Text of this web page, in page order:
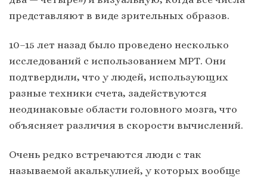
представляют в виде зрительных образов.
10–15 лет назад было проведено несколько
исследований с использованием МРТ. Они
подтвердили, что у людей, использующих
разные техники счета, задействуются
неодинаковые области головного мозга, что
объясняет различия в скорости вычислений.
Очень редко встречаются люди с так
называемой акалькулией, у которых вообще